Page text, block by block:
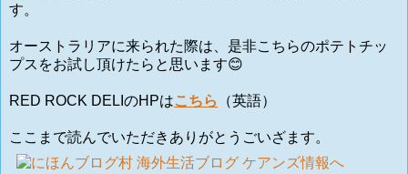
す。
オーストラリアに来られた際は、是非こちらのポテトチッ
プスをお試し頂けたらと思います😊
RED ROCK DELIのHPはこちら （英語）
ここまで読んでいただきありがとうごいざます。